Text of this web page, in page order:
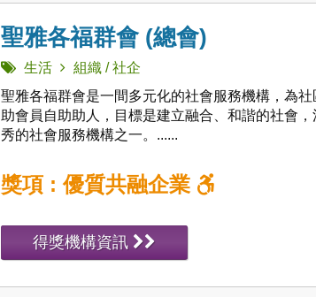
聖雅各福群會 (總會)
生活
組織 / 社企
聖雅各福群會是一間多元化的社會服務機構，為
助會員自助助人，目標是建立融合、和諧的社會
秀的社會服務機構之一。......
獎項 : 優質共融企業
得獎機構資訊